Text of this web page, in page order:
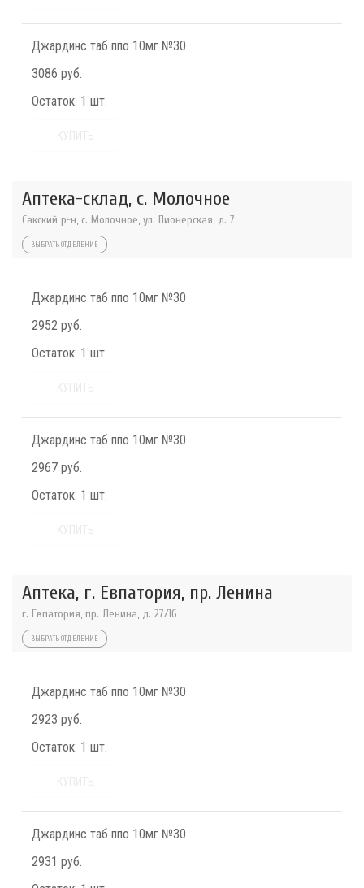
Джардинс таб ппо 10мг №30
3086 руб.
Остаток: 1 шт.
Аптека-склад, с. Молочное
Сакский р-н, с. Молочное, ул. Пионерская, д. 7
ВЫБРАТЬ ОТДЕЛЕНИЕ
Джардинс таб ппо 10мг №30
2952 руб.
Остаток: 1 шт.
Джардинс таб ппо 10мг №30
2967 руб.
Остаток: 1 шт.
Аптека, г. Евпатория, пр. Ленина
г. Евпатория, пр. Ленина, д. 27/16
ВЫБРАТЬ ОТДЕЛЕНИЕ
Джардинс таб ппо 10мг №30
2923 руб.
Остаток: 1 шт.
Джардинс таб ппо 10мг №30
2931 руб.